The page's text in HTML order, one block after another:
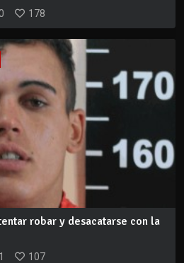
178
robar y desacatarse con la
107